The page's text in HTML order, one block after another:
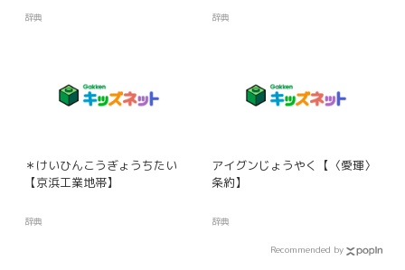
辞典 辞典
＊けいひんこうぎょうちたい
【京浜工業地帯】
辞典
アイグンじょうやく【〈愛琿〉
条約】
辞典
Recommended by